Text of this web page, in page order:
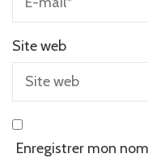
Site web
Enregistrer mon